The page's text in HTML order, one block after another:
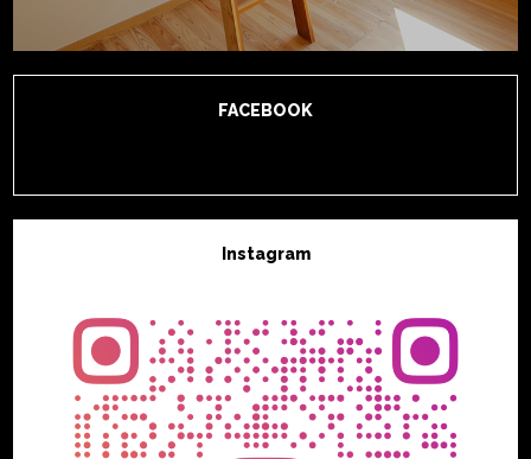
FACEBOOK
Instagram